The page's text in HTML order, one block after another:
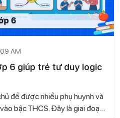
AM
6 giúp trẻ tư duy logic
đề được nhiều phụ huynh và
bậc THCS. Đây là giai đoạn